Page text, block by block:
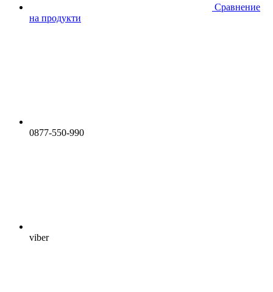
Сравнение
на продукти
0877-550-990
viber